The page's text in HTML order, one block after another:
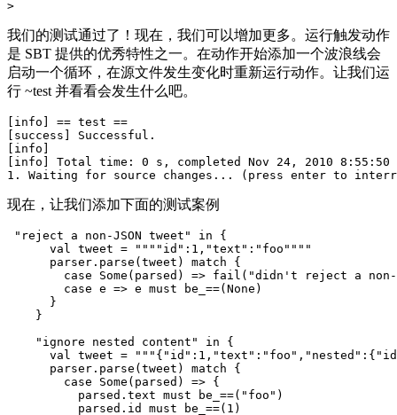
我们的测试通过了！现在，我们可以增加更多。运行触发动作
是 SBT 提供的优秀特性之一。在动作开始添加一个波浪线会
启动一个循环，在源文件发生变化时重新运行动作。让我们运
行 ~test 并看看会发生什么吧。
[info] == test ==
[success] Successful.
[info]
[info] Total time: 0 s, completed Nov 24, 2010 8:55:50
现在，让我们添加下面的测试案例
"reject a non-JSON tweet" in {
      val tweet = """"id":1,"text":"foo""""
      parser.parse(tweet) match {
case Some(parsed) => fail("didn't reject a
        case e => e must be_==(None)
      }
    }
    "ignore nested content" in {
val tweet =
      parser.parse(tweet) match {
        case Some(parsed) => {
          parsed.text must be_==("foo")
          parsed.id must be_==(1)